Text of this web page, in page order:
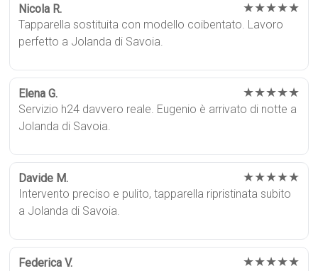
Nicola R. ★★★★★
Tapparella sostituita con modello coibentato. Lavoro
perfetto a Jolanda di Savoia.
Elena G. ★★★★★
Servizio h24 davvero reale. Eugenio è arrivato di notte a
Jolanda di Savoia.
Davide M. ★★★★★
Intervento preciso e pulito, tapparella ripristinata subito
a Jolanda di Savoia.
Federica V. ★★★★★